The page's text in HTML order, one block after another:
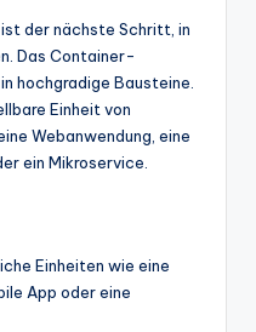
der nächste Schritt, in
Das Container-
hochgradige Bausteine.
Einheit von
Webanwendung, eine
ein Mikroservice.
Einheiten wie eine
App oder eine